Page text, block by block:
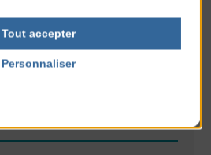
Tout accepter
Personnaliser